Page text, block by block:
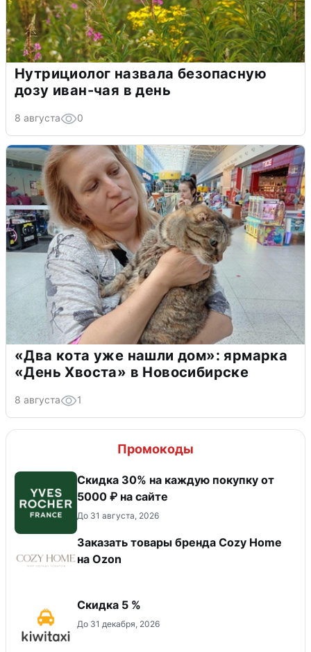
Нутрициолог назвала безопасную
дозу иван-чая в день
8 августа 0
«Два кота уже нашли дом»: ярмарка
«День Хвоста» в Новосибирске
8 августа 1
Промокоды
Скидка 30% на каждую покупку от
5000 ₽ на сайте
До 31 августа, 2026
Заказать товары бренда Cozy Home
на Ozon
Скидка 5 %
До 31 декабря, 2026